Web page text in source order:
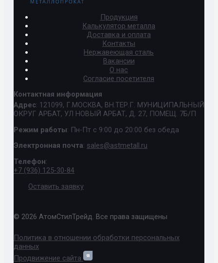
Продукция
Калькулятор металла
Доставка и оплата
Контакты
Нержавеющая сталь
Вакансии
О нас
Согласие посетителя
Контактная информация
Адрес: 121099, Г.МОСКВА, ВН.ТЕР.Г. МУНИЦИПАЛЬНЫЙ
ОКРУГ АРБАТ, УЛ НОВЫЙ АРБАТ, Д. 27, ПОМЕЩ. 7Б/П
Режим работы: Пн-Пт с 9:00 до 20:00 без обеда
Электронная почта: sales@astmetall.ru
Телефон:
+7 (936) 125-30-84
Оставить заявку
© 2026 АтомСтилТрейд. Все права защищены
Политика в отношении обработки персональных
данных
Продвижение сайта